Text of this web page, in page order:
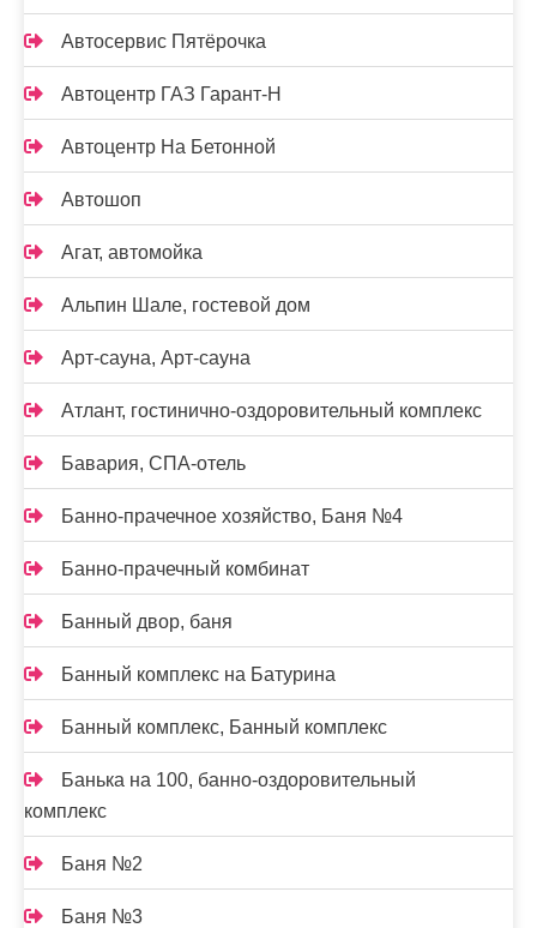
Автосервис Пятёрочка
Автоцентр ГАЗ Гарант-Н
Автоцентр На Бетонной
Автошоп
Агат, автомойка
Альпин Шале, гостевой дом
Арт-сауна, Арт-сауна
Атлант, гостинично-оздоровительный комплекс
Бавария, СПА-отель
Банно-прачечное хозяйство, Баня №4
Банно-прачечный комбинат
Банный двор, баня
Банный комплекс на Батурина
Банный комплекс, Банный комплекс
Банька на 100, банно-оздоровительный
комплекс
Баня №2
Баня №3